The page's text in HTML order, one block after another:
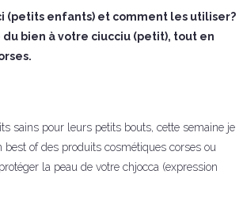
(petits enfants) et comment les utiliser?
bien à votre ciucciu (petit), tout en
sains pour leurs petits bouts, cette semaine je
best of des produits cosmétiques corses ou
la peau de votre chjocca (expression